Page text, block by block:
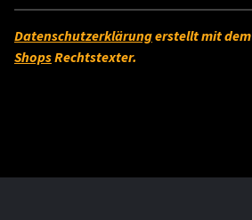
Datenschutzerklärungerstellt mit dem
ShopsRechtstexter.